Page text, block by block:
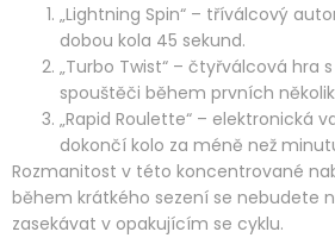
„Lightning Spin“ – tříválcový
dobou kola 45 sekund.
„Turbo Twist“ – čtyřválcová hra
spouštěči během prvních
„Rapid Roulette“ – elektronická
dokončí kolo za méně než
Rozmanitost v této koncentrované
během krátkého sezení se nebudete
zasekávat v opakujícím se cyklu.